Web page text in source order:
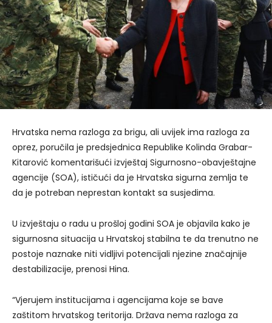
Hrvatska nema razloga za brigu, ali uvijek ima razloga za
oprez, poručila je predsjednica Republike Kolinda Grabar-
Kitarović komentarišući izvještaj Sigurnosno-obavještajne
agencije (SOA), ističući da je Hrvatska sigurna zemlja te
da je potreban neprestan kontakt sa susjedima.
U izvještaju o radu u prošloj godini SOA je objavila kako je
sigurnosna situacija u Hrvatskoj stabilna te da trenutno ne
postoje naznake niti vidljivi potencijali njezine značajnije
destabilizacije, prenosi Hina.
“Vjerujem institucijama i agencijama koje se bave
zaštitom hrvatskog teritorija. Država nema razloga za